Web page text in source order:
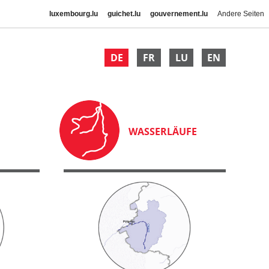
luxembourg.lu guichet.lu gouvernement.lu Andere Seiten
DE FR LU EN
WASSERLÄUFE